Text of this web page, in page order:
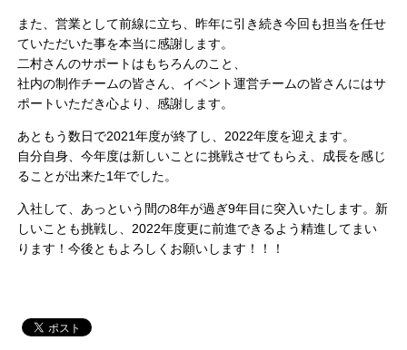
また、営業として前線に立ち、昨年に引き続き今回も担当を任せ
ていただいた事を本当に感謝します。
二村さんのサポートはもちろんのこと、
社内の制作チームの皆さん、イベント運営チームの皆さんにはサ
ポートいただき心より、感謝します。
あともう数日で2021年度が終了し、2022年度を迎えます。
自分自身、今年度は新しいことに挑戦させてもらえ、成長を感じ
ることが出来た1年でした。
入社して、あっという間の8年が過ぎ9年目に突入いたします。新
しいことも挑戦し、2022年度更に前進できるよう精進してまい
ります！今後ともよろしくお願いします！！！